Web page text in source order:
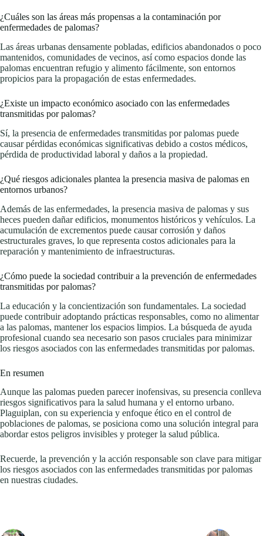
¿Cuáles son las áreas más propensas a la contaminación por
enfermedades de palomas?
Las áreas urbanas densamente pobladas, edificios abandonados o poco
mantenidos, comunidades de vecinos, así como espacios donde las
palomas encuentran refugio y alimento fácilmente, son entornos
propicios para la propagación de estas enfermedades.
¿Existe un impacto económico asociado con las enfermedades
transmitidas por palomas?
Sí, la presencia de enfermedades transmitidas por palomas puede
causar pérdidas económicas significativas debido a costos médicos,
pérdida de productividad laboral y daños a la propiedad.
¿Qué riesgos adicionales plantea la presencia masiva de palomas en
entornos urbanos?
Además de las enfermedades, la presencia masiva de palomas y sus
heces pueden dañar edificios, monumentos históricos y vehículos. La
acumulación de excrementos puede causar corrosión y daños
estructurales graves, lo que representa costos adicionales para la
reparación y mantenimiento de infraestructuras.
¿Cómo puede la sociedad contribuir a la prevención de enfermedades
transmitidas por palomas?
La educación y la concientización son fundamentales. La sociedad
puede contribuir adoptando prácticas responsables, como no alimentar
a las palomas, mantener los espacios limpios. La búsqueda de ayuda
profesional cuando sea necesario son pasos cruciales para minimizar
los riesgos asociados con las enfermedades transmitidas por palomas.
En resumen
Aunque las palomas pueden parecer inofensivas, su presencia conlleva
riesgos significativos para la salud humana y el entorno urbano.
Plaguiplan, con su experiencia y enfoque ético en el control de
poblaciones de palomas, se posiciona como una solución integral para
abordar estos peligros invisibles y proteger la salud pública.
Recuerde, la prevención y la acción responsable son clave para mitigar
los riesgos asociados con las enfermedades transmitidas por palomas
en nuestras ciudades.